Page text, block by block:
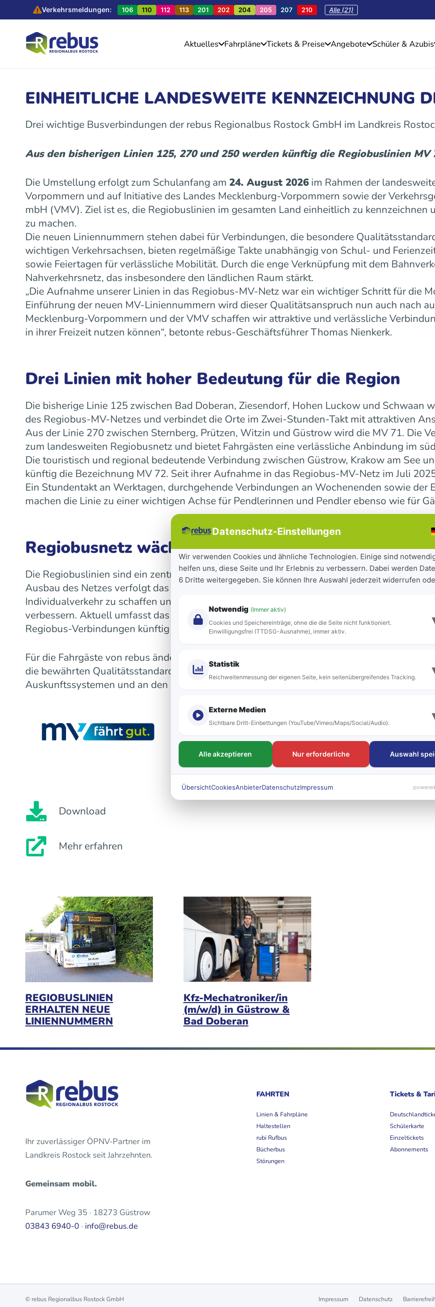
Verkehrsmeldungen: 106 110 112 113 201 202 204 205 207 210 Alle (21)
Aktuelles Fahrpläne Tickets & Preise Angebote Schüler & Azubis
EINHEITLICHE LANDESWEITE KENNZEICHNUNG
Drei wichtige Busverbindungen der rebus Regionalbus Rostock GmbH im Landkreis
Aus den bisherigen Linien 125, 270 und 250 werden künftig die Regiobuslinien MV
Die Umstellung erfolgt zum Schulanfang am 24. August 2026 im Rahmen der
Vorpommern und auf Initiative des Landes Mecklenburg-Vorpommern sowie der
mbH (VMV). Ziel ist es, die Regiobuslinien im gesamten Land einheitlich zu kennzeichnen
zu machen.
Die neuen Liniennummern stehen dabei für Verbindungen, die besondere
wichtigen Verkehrsachsen, bieten regelmäßige Takte unabhängig von Schul- und
sowie Feiertagen für verlässliche Mobilität. Durch die enge Verknüpfung mit dem
Nahverkehrsnetz, das insbesondere den ländlichen Raum stärkt.
„Die Aufnahme unserer Linien in das Regiobus-MV-Netz war ein wichtiger Schritt für die
Einführung der neuen MV-Liniennummern wird dieser Qualitätsanspruch nun auch nach
Mecklenburg-Vorpommern und der VMV schaffen wir attraktive und verlässliche
in ihrer Freizeit nutzen können“, betonte rebus-Geschäftsführer Thomas Nienkerk.
Drei Linien mit hoher Bedeutung für die Region
Die bisherige Linie 125 zwischen Bad Doberan, Ziesendorf, Hohen Luckow und Schwaan
des Regiobus-MV-Netzes und verbindet die Orte im Zwei-Stunden-Takt mit attraktiven
Aus der Linie 270 zwischen Sternberg, Prützen, Witzin und Güstrow wird die MV 71. Die
zum landesweiten Regiobusnetz und bietet Fahrgästen eine verlässliche Anbindung im
Die touristisch und regional bedeutende Verbindung zwischen Güstrow, Krakow am See
künftig die Bezeichnung MV 72. Seit ihrer Aufnahme in das Regiobus-MV-Netz im Juli
Ein Stundentakt an Werktagen, durchgehende Verbindungen an Wochenenden sowie der
machen die Linie zu einer wichtigen Achse für Pendlerinnen und Pendler ebenso wie für
Regiobusnetz wächst landesweit weiter
Die Regiobuslinien sind ein zentraler Bestandteil der seit 2023 laufenden
Ausbau des Netzes verfolgt das Land das Ziel, Städte und Gemeinden besser
Individualverkehr zu schaffen und die Mobilität für Bürgerinnen und Bürger sowie
verbessern. Aktuell umfasst das landesweite Netz 16 Regiobuslinien. Die neuen MV-
Regiobus-Verbindungen künftig auf einen Blick zu erkennen.
Für die Fahrgäste von rebus ändert sich mit der Umstellung vor allem die Bezeichnung
die bewährten Qualitätsstandards bleiben bestehen. Die neuen Liniennummern werden
Auskunftssystemen und an den Fahrzeugen sichtbar sein.
Download
Mehr erfahren
REGIOBUSLINIEN
ERHALTEN NEUE
LINIENNUMMERN
Kfz-Mechatroniker/in
(m/w/d) in Güstrow &
Bad Doberan
Ihr zuverlässiger ÖPNV-Partner im
Landkreis Rostock seit Jahrzehnten.
Gemeinsam mobil.
Parumer Weg 35 · 18273 Güstrow
03843 6940-0 · info@rebus.de
FAHRTEN
Linien & Fahrpläne
Haltestellen
rubi Rufbus
Bücherbus
Störungen
Tickets &
Schülerkarte
Einzeltickets
Abonnements
© rebus Regionalbus Rostock GmbH Impressum Datenschutz
Datenschutz-Einstellungen
Wir verwenden Cookies und ähnliche Technologien. Einige sind
helfen uns, diese Seite und Ihr Erlebnis zu verbessern. Dabei werden
6 Dritte weitergegeben. Sie können Ihre Auswahl jederzeit widerrufen
Notwendig (Immer aktiv)
Cookies und Speichereinträge, ohne die die Seite nicht funktioniert.
Einwilligungsfrei (TTDSG-Ausnahme), immer aktiv.
Statistik
Reichweitenmessung der eigenen Seite, kein seitenübergreifendes Tracking.
Externe Medien
Sichtbare Dritt-Einbettungen (YouTube/Vimeo/Maps/Social/Audio).
Alle akzeptieren Nur erforderliche Auswahl
ÜbersichtCookiesAnbieterDatenschutzImpressum